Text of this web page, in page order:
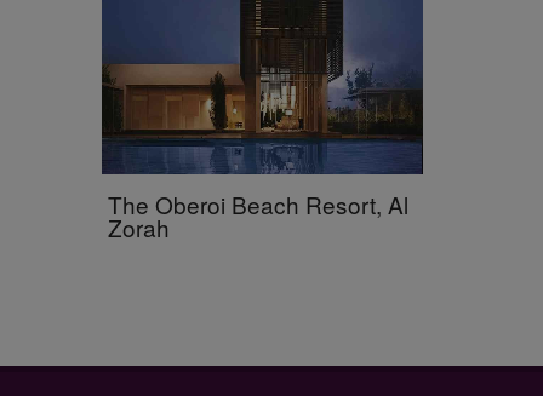
The Oberoi Beach Resort, Al
Zorah